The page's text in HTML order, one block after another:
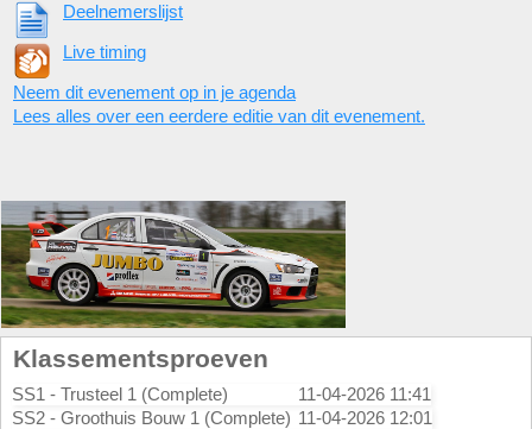
Deelnemerslijst
Live timing
Neem dit evenement op in je agenda
Lees alles over een eerdere editie van dit evenement.
Klassementsproeven
SS1 - Trusteel 1 (Complete)
11-04-2026 11:41
SS2 - Groothuis Bouw 1 (Complete) 11-04-2026 12:01